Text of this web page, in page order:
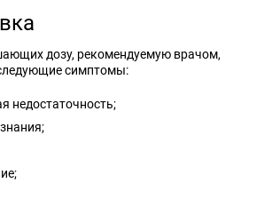
дозу, рекомендуемую врачом,
симптомы:
недостаточность;